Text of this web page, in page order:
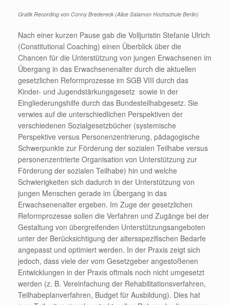
Grafik Recording von Conny Bredereck (Alice Salamon Hochschule Berlin)
Nach einer kurzen Pause gab die Volljuristin Stefanie Ulrich
(Constitutional Coaching) einen Überblick über die
Chancen für die Unterstützung von jungen Erwachsenen im
Übergang in das Erwachsenenalter durch die aktuellen
gesetzlichen Reformprozesse im SGB VIII durch das
Kinder- und Jugendstärkungsgesetz sowie in der
Eingliederungshilfe durch das Bundesteilhabgesetz. Sie
verwies auf die unterschiedlichen Perspektiven der
verschiedenen Sozialgesetzbücher (systemische
Perspektive versus Personenzentrierung, pädagogische
Schwerpunkte zur Förderung der sozialen Teilhabe versus
personenzentrierte Organisation von Unterstützung zur
Förderung der sozialen Teilhabe) hin und welche
Schwierigkeiten sich dadurch in der Unterstützung von
jungen Menschen gerade im Übergang in das
Erwachsenenalter ergeben. Im Zuge der gesetzlichen
Reformprozesse sollen die Verfahren und Zugänge bei der
Gestaltung von übergreifenden Unterstützungsangeboten
unter der Berücksichtigung der altersspezifischen Bedarfe
angepasst und optimiert werden. In der Praxis zeigt sich
jedoch, dass viele der vom Gesetzgeber angestoßenen
Entwicklungen in der Praxis oftmals noch nicht umgesetzt
werden (z. B. Vereinfachung der Rehabilitationsverfahren,
Teilhabeplanverfahren, Budget für Ausbildung). Dies hat